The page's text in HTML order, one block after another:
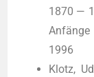
1870 —
1996
Klotz,